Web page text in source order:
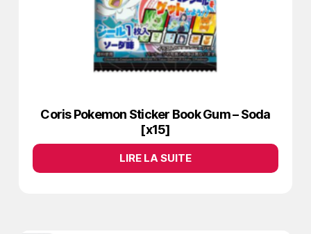
Coris Pokemon Sticker Book Gum – Soda
[x15]
LIRE LA SUITE